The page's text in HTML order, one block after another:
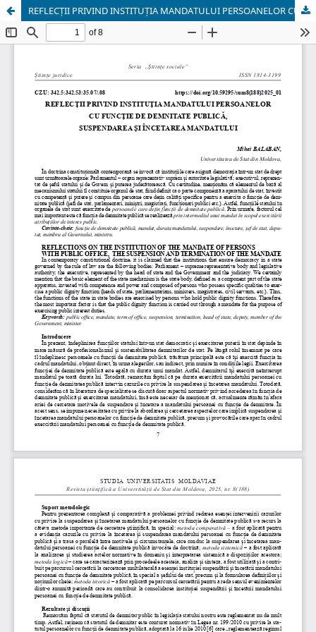
REFLECȚII PRIVIND INSTITUȚIA MANDATULUI PERSOANELOR CU FUNCȚIE DE DEMNITATE PUBLICĂ, SUSPENDAREA ȘI ÎNCETAREA MANDATULUI